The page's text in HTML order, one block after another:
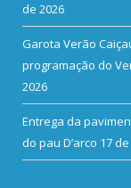
de 2026
Garota Verão
programação do
2026
Entrega da
do pau D’arco 17